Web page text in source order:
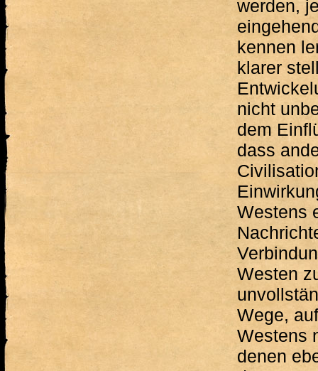
werden,
kennen
klarer
nicht
dem
dass
Westens
Westen
Wege,
Westens
denen